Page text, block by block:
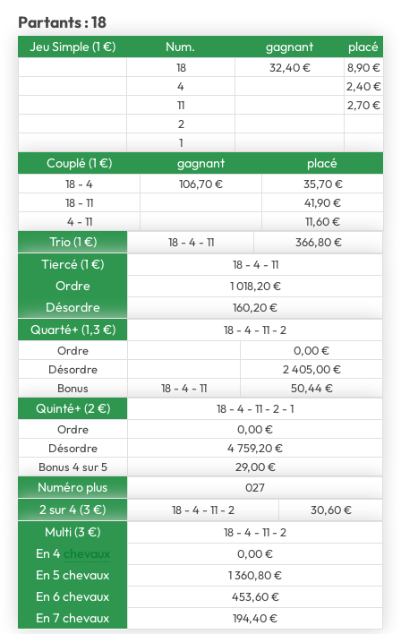
Partants : 18
Jeu Simple (1 €) Num. gagnant placé
18 32,40 €
8,90 €
4
2,40 €
11
2,70 €
2
1
Couplé (1 €) gagnant placé
18 - 4 106,70 €
35,70 €
18 - 11
41,90 €
4 - 11
11,60 €
Trio (1 €) 18 - 4 - 11 366,80 €
Tiercé (1 €) 18 - 4 - 11
Ordre 1 018,20 €
Désordre 160,20 €
Quarté+ (1,3 €)
18 - 4 - 11 - 2
Ordre
0,00 €
Désordre
2 405,00 €
Bonus
18 - 4 - 11 50,44 €
Quinté+ (2 €)
18 - 4 - 11 - 2 - 1
Ordre
0,00 €
Désordre
4 759,20 €
Bonus 4 sur 5
29,00 €
Numéro plus 027
2 sur 4 (3 €) 18 - 4 - 11 - 2 30,60 €
Multi (3 €) 18 - 4 - 11 - 2
En 4 chevaux 0,00 €
En 5 chevaux 1 360,80 €
En 6 chevaux 453,60 €
En 7 chevaux 194,40 €